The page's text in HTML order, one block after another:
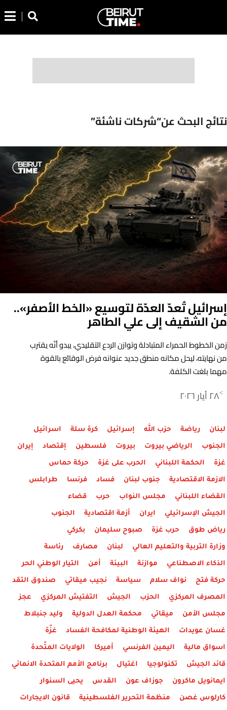
نتائج البحث عن“شركات ناشئة”
إسرائيل تُعدّ العدّة لتوسيع «الخط الأصفر»..
من الشقيف إلى علي الطاهر
زمن الخطوط الحمراء المتبادلة وتوازن الردع التقليدي، يبدو أنّه يقترب
من نهايته، ليحل مكانه منطق جديد عنوانه فرض الوقائع بالقوة
مهما بلغت الكلفة.
>٢٨ أيار ٢٠٢٦
لبنان رياضة حزب الله إسرائيل كرة سلة اسرائيل
الجنوب الرياضي بيروت بيروت فلسطين إقتصاد إيران
غزة الحكمة اللبناني الحرب على غزة حركة حماس
الازمة الاقتصادية جنوب لبنان فساد فرنسا طرابلس
القضاء اللبناني مجلس النواب حرب قضاء
الجيش الإسرائيلي ايران أزمة اقتصادية الجنوب
رياض طوق حرب غزة صبوح سليمان بكركي
وزارة التربية والتعليم العالي لبنان مصارف رئاسة
الذكاء الاصطناعي موازنة البيئة أمن التيار الوطني الحر
حركة فتح نواف سلام سياسة نجيب ميقاتي صندوق التقد
المصرف المركزي الحزب الجيش التفتيش المركزي عجز
مجلس الأمن ميقاتي محكمة العدل الدولية وليد جنبلاط
غسان عويدات الهيئة الوطنية لمكافحة الفساد غزّة
اسواق مالية اليمين الفرنسي أميركا الولايات المتّحدة
قائد الجيش تكنولوجيا اغتيال برنامج الأمم المتحدة الانمائي
ايمانويل ماكرون جوزاف عون القدس يحيى السنوار
كارلوس غصن منظمة التحرير الفلسطينية قانون الايجارات